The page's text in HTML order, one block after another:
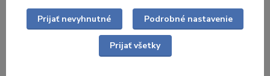
Čerpadlo originál - čerpadlo s original skrutkovacími koncovkami
od výrobcuPrijať nevyhnutné Podrobné nastavenie
Prijať všetky